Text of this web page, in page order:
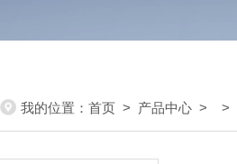
我的位置： 首页 > 产品中心 > >